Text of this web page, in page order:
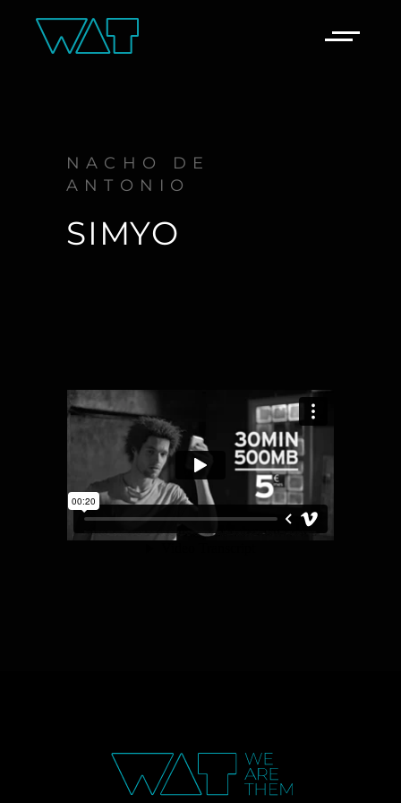
NACHO DE
ANTONIO
SIMYO